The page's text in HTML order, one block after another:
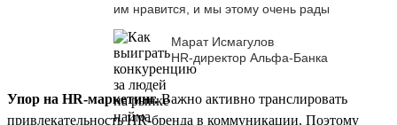
им нравится, и мы этому очень рады
Марат Исмагулов
HR-директор Альфа-Банка
Упор на HR-маркетинг.Важно активно транслировать
привлекательность HR-бренда в коммуникации. Поэтому